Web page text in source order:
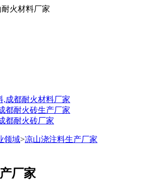
火材料厂家
领域>凉山浇注料生产厂家
厂家